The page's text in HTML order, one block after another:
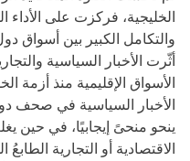
الخليجية، فركزت على الأداء
والتكامل الكبير بين أسواق
أثّرت الأخبار السياسية
الأسواق الإقليمية منذ أزمة
الأخبار السياسية في صحف
ينحو منحىً إيجابيًا، في حين
الاقتصادية أو التجارية